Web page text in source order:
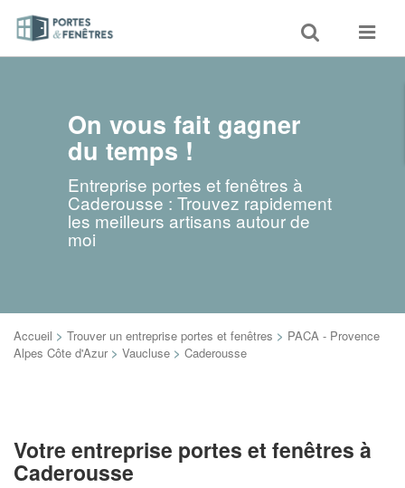
Toggle
search
Toggle
On vous fait gagner
du temps !
Entreprise portes et fenêtres à
Caderousse : Trouvez rapidement
les meilleurs artisans autour de
moi
Accueil > Trouver un entreprise portes et fenêtres > PACA - Provence
Alpes Côte d'Azur > Vaucluse > Caderousse
Votre entreprise portes et fenêtres à
Caderousse